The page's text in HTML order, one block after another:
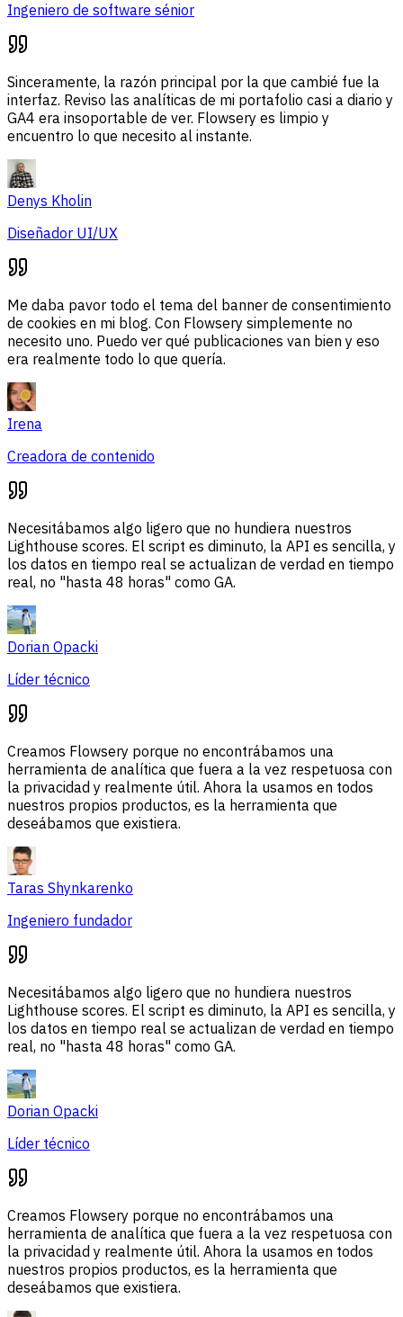
Ingeniero de software sénior
Sinceramente, la razón principal por la que cambié fue la
interfaz. Reviso las analíticas de mi portafolio casi a diario y
GA4 era insoportable de ver. Flowsery es limpio y
encuentro lo que necesito al instante.
Denys Kholin
Diseñador UI/UX
Me daba pavor todo el tema del banner de consentimiento
de cookies en mi blog. Con Flowsery simplemente no
necesito uno. Puedo ver qué publicaciones van bien y eso
era realmente todo lo que quería.
Irena
Creadora de contenido
Necesitábamos algo ligero que no hundiera nuestros
Lighthouse scores. El script es diminuto, la API es sencilla, y
los datos en tiempo real se actualizan de verdad en tiempo
real, no "hasta 48 horas" como GA.
Dorian Opacki
Líder técnico
Creamos Flowsery porque no encontrábamos una
herramienta de analítica que fuera a la vez respetuosa con
la privacidad y realmente útil. Ahora la usamos en todos
nuestros propios productos, es la herramienta que
deseábamos que existiera.
Taras Shynkarenko
Ingeniero fundador
Necesitábamos algo ligero que no hundiera nuestros
Lighthouse scores. El script es diminuto, la API es sencilla, y
los datos en tiempo real se actualizan de verdad en tiempo
real, no "hasta 48 horas" como GA.
Dorian Opacki
Líder técnico
Creamos Flowsery porque no encontrábamos una
herramienta de analítica que fuera a la vez respetuosa con
la privacidad y realmente útil. Ahora la usamos en todos
nuestros propios productos, es la herramienta que
deseábamos que existiera.